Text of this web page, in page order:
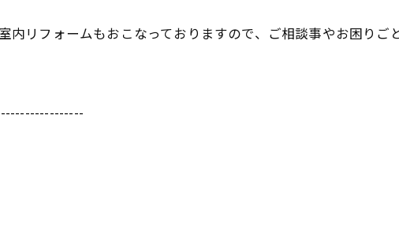
内リフォームもおこなっておりますので、ご相談事やお困りご